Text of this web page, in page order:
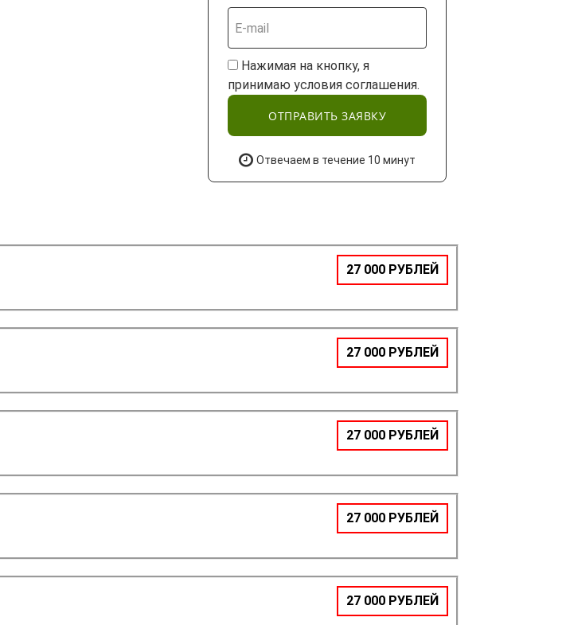
Нажимая на кнопку, я
принимаю условия соглашения.
ОТПРАВИТЬ ЗАЯВКУ
Отвечаем в течение 10 минут
27 000 РУБЛЕЙ
27 000 РУБЛЕЙ
27 000 РУБЛЕЙ
27 000 РУБЛЕЙ
27 000 РУБЛЕЙ